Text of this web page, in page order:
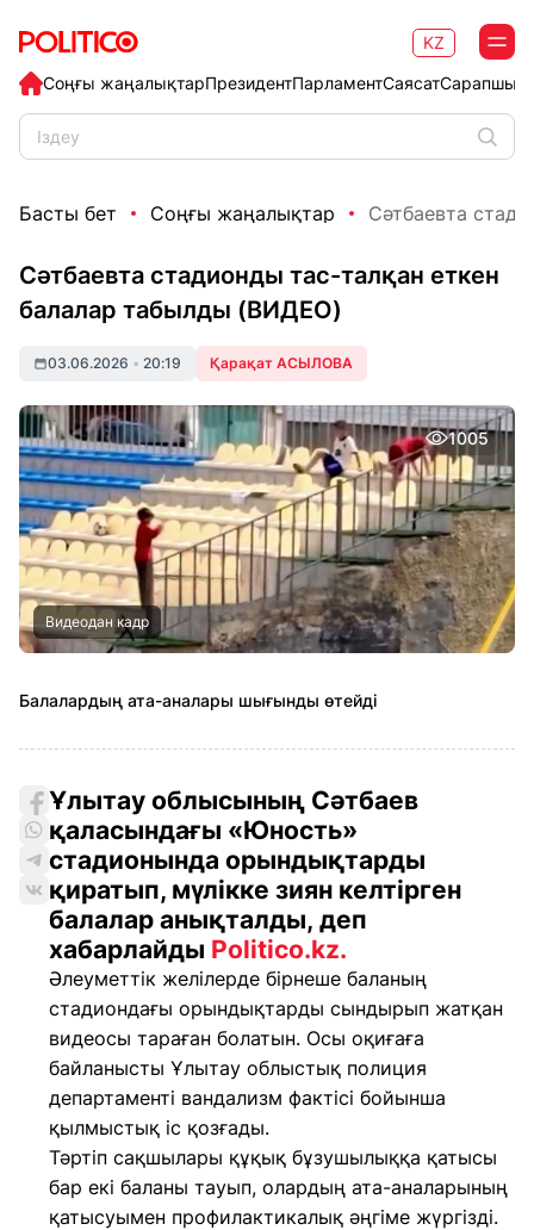
Соңғы жаңалықтарПрезидентПарламентСаясат
KZ
Басты бет Соңғы жаңалықтар Сәтбаевта
Сәтбаевта стадионды тас-талқан еткен
балалар табылды (ВИДЕО)
03.06.2026 • 20:19 Қарақат АСЫЛОВА
1005
Видеодан кадр
Балалардың ата-аналары шығынды өтейді
Ұлытау облысының Сәтбаев
қаласындағы «Юность»
стадионында орындықтарды
қиратып, мүлікке зиян келтірген
балалар анықталды, деп
хабарлайды Politico.kz.
Әлеуметтік желілерде бірнеше баланың
стадиондағы орындықтарды сындырып жатқан
видеосы тараған болатын. Осы оқиғаға
байланысты Ұлытау облыстық полиция
департаменті вандализм фактісі бойынша
қылмыстық іс қозғады.
Тәртіп сақшылары құқық бұзушылыққа қатысы
бар екі баланы тауып, олардың ата-аналарының
қатысуымен профилактикалық әңгіме жүргізді.